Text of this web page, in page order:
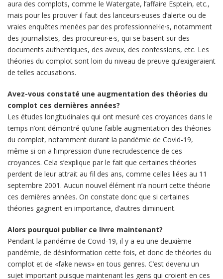
aura des complots, comme le Watergate, l’affaire Esptein, etc.,
mais pour les prouver il faut des lanceurs·euses d’alerte ou de
vraies enquêtes menées par des professionnel·le·s, notamment
des journalistes, des procureur·e·s, qui se basent sur des
documents authentiques, des aveux, des confessions, etc. Les
théories du complot sont loin du niveau de preuve qu’exigeraient
de telles accusations.
Avez-vous constaté une augmentation des théories du
complot ces dernières années?
Les études longitudinales qui ont mesuré ces croyances dans le
temps n’ont démontré qu’une faible augmentation des théories
du complot, notamment durant la pandémie de Covid-19,
même si on a l’impression d’une recrudescence de ces
croyances. Cela s’explique par le fait que certaines théories
perdent de leur attrait au fil des ans, comme celles liées au 11
septembre 2001. Aucun nouvel élément n’a nourri cette théorie
ces dernières années. On constate donc que si certaines
théories gagnent en importance, d’autres diminuent.
Alors pourquoi publier ce livre maintenant?
Pendant la pandémie de Covid-19, il y a eu une deuxième
pandémie, de désinformation cette fois, et donc de théories du
complot et de «fake news» en tous genres. C’est devenu un
sujet important puisque maintenant les gens qui croient en ces